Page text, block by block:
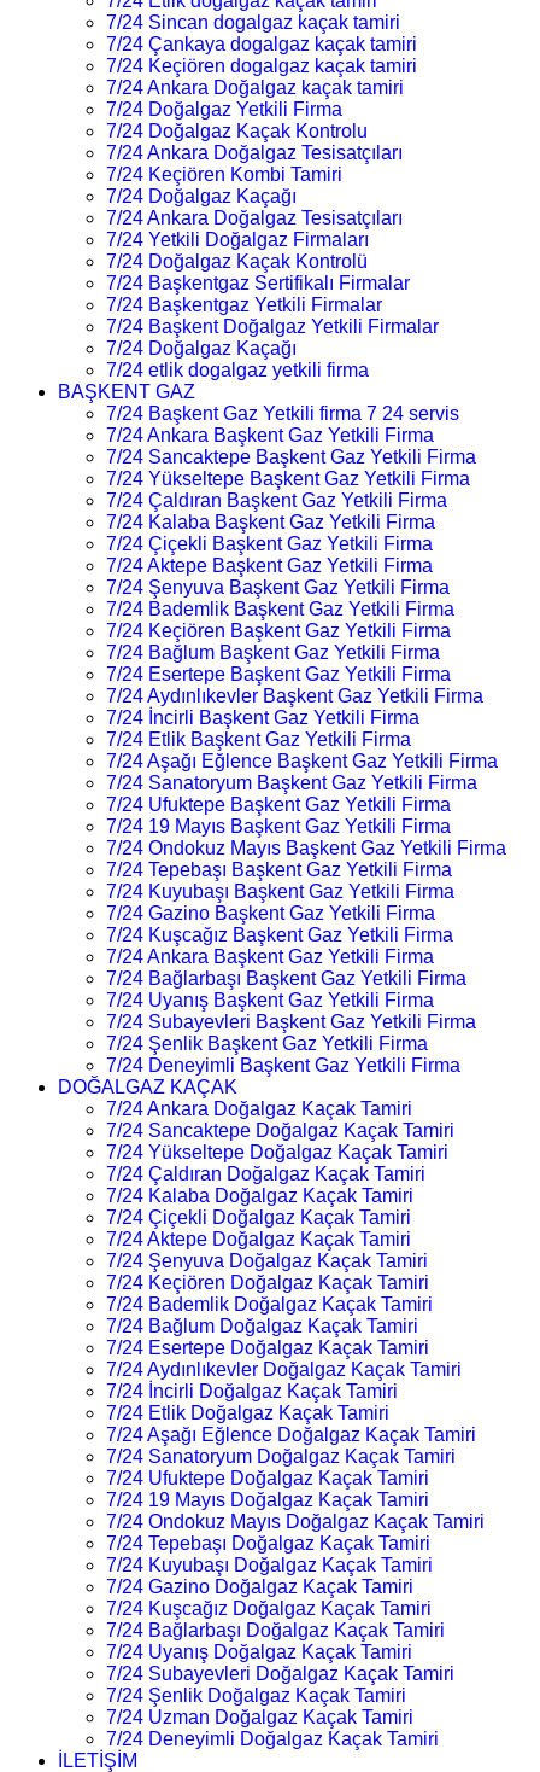
7/24 Sincan dogalgaz kaçak tamiri
7/24 Çankaya dogalgaz kaçak tamiri
7/24 Keçiören dogalgaz kaçak tamiri
7/24 Ankara Doğalgaz kaçak tamiri
7/24 Doğalgaz Yetkili Firma
7/24 Doğalgaz Kaçak Kontrolu
7/24 Ankara Doğalgaz Tesisatçıları
7/24 Keçiören Kombi Tamiri
7/24 Doğalgaz Kaçağı
7/24 Ankara Doğalgaz Tesisatçıları
7/24 Yetkili Doğalgaz Firmaları
7/24 Doğalgaz Kaçak Kontrolü
7/24 Başkentgaz Sertifikalı Firmalar
7/24 Başkentgaz Yetkili Firmalar
7/24 Başkent Doğalgaz Yetkili Firmalar
7/24 Doğalgaz Kaçağı
7/24 etlik dogalgaz yetkili firma
BAŞKENT GAZ
7/24 Başkent Gaz Yetkili firma 7 24 servis
7/24 Ankara Başkent Gaz Yetkili Firma
7/24 Sancaktepe Başkent Gaz Yetkili Firma
7/24 Yükseltepe Başkent Gaz Yetkili Firma
7/24 Çaldıran Başkent Gaz Yetkili Firma
7/24 Kalaba Başkent Gaz Yetkili Firma
7/24 Çiçekli Başkent Gaz Yetkili Firma
7/24 Aktepe Başkent Gaz Yetkili Firma
7/24 Şenyuva Başkent Gaz Yetkili Firma
7/24 Bademlik Başkent Gaz Yetkili Firma
7/24 Keçiören Başkent Gaz Yetkili Firma
7/24 Bağlum Başkent Gaz Yetkili Firma
7/24 Esertepe Başkent Gaz Yetkili Firma
7/24 Aydınlıkevler Başkent Gaz Yetkili Firma
7/24 İncirli Başkent Gaz Yetkili Firma
7/24 Etlik Başkent Gaz Yetkili Firma
7/24 Aşağı Eğlence Başkent Gaz Yetkili Firma
7/24 Sanatoryum Başkent Gaz Yetkili Firma
7/24 Ufuktepe Başkent Gaz Yetkili Firma
7/24 19 Mayıs Başkent Gaz Yetkili Firma
7/24 Ondokuz Mayıs Başkent Gaz Yetkili Firma
7/24 Tepebaşı Başkent Gaz Yetkili Firma
7/24 Kuyubaşı Başkent Gaz Yetkili Firma
7/24 Gazino Başkent Gaz Yetkili Firma
7/24 Kuşcağız Başkent Gaz Yetkili Firma
7/24 Ankara Başkent Gaz Yetkili Firma
7/24 Bağlarbaşı Başkent Gaz Yetkili Firma
7/24 Uyanış Başkent Gaz Yetkili Firma
7/24 Subayevleri Başkent Gaz Yetkili Firma
7/24 Şenlik Başkent Gaz Yetkili Firma
7/24 Deneyimli Başkent Gaz Yetkili Firma
DOĞALGAZ KAÇAK
7/24 Ankara Doğalgaz Kaçak Tamiri
7/24 Sancaktepe Doğalgaz Kaçak Tamiri
7/24 Yükseltepe Doğalgaz Kaçak Tamiri
7/24 Çaldıran Doğalgaz Kaçak Tamiri
7/24 Kalaba Doğalgaz Kaçak Tamiri
7/24 Çiçekli Doğalgaz Kaçak Tamiri
7/24 Aktepe Doğalgaz Kaçak Tamiri
7/24 Şenyuva Doğalgaz Kaçak Tamiri
7/24 Keçiören Doğalgaz Kaçak Tamiri
7/24 Bademlik Doğalgaz Kaçak Tamiri
7/24 Bağlum Doğalgaz Kaçak Tamiri
7/24 Esertepe Doğalgaz Kaçak Tamiri
7/24 Aydınlıkevler Doğalgaz Kaçak Tamiri
7/24 İncirli Doğalgaz Kaçak Tamiri
7/24 Etlik Doğalgaz Kaçak Tamiri
7/24 Aşağı Eğlence Doğalgaz Kaçak Tamiri
7/24 Sanatoryum Doğalgaz Kaçak Tamiri
7/24 Ufuktepe Doğalgaz Kaçak Tamiri
7/24 19 Mayıs Doğalgaz Kaçak Tamiri
7/24 Ondokuz Mayıs Doğalgaz Kaçak Tamiri
7/24 Tepebaşı Doğalgaz Kaçak Tamiri
7/24 Kuyubaşı Doğalgaz Kaçak Tamiri
7/24 Gazino Doğalgaz Kaçak Tamiri
7/24 Kuşcağız Doğalgaz Kaçak Tamiri
7/24 Bağlarbaşı Doğalgaz Kaçak Tamiri
7/24 Uyanış Doğalgaz Kaçak Tamiri
7/24 Subayevleri Doğalgaz Kaçak Tamiri
7/24 Şenlik Doğalgaz Kaçak Tamiri
7/24 Uzman Doğalgaz Kaçak Tamiri
7/24 Deneyimli Doğalgaz Kaçak Tamiri
İLETİŞİM